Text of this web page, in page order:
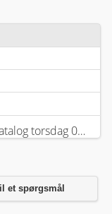
Dette produkt blev tilføjet til vores katalog torsdag 05 februar, 2026.
et spørgsmål